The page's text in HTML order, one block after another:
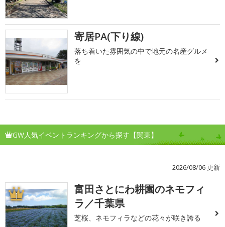
寄居PA(下り線)
落ち着いた雰囲気の中で地元の名産グルメ
を
GW人気イベントランキングから探す【関東】
2026/08/06 更新
1
富田さとにわ耕園のネモフィ
ラ／千葉県
芝桜、ネモフィラなどの花々が咲き誇る